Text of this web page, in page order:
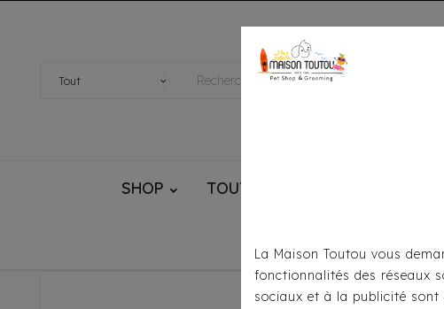
SHOP TOUTOU® HANDMADE
Accueil Pour
La Maison Toutou vous
fonctionnalités des réseaux
sociaux et à la publicité